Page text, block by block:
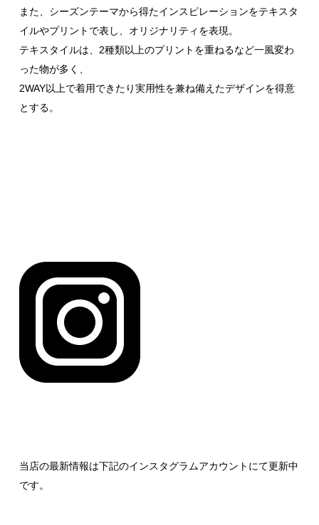
また、シーズンテーマから得たインスピレーションをテキスタ
イルやプリントで表し、オリジナリティを表現。
テキスタイルは、2種類以上のプリントを重ねるなど一風変わ
った物が多く、
2WAY以上で着用できたり実用性を兼ね備えたデザインを得意
とする。
当店の最新情報は下記のインスタグラムアカウントにて更新中
です。